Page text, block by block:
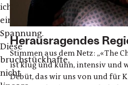
ich
eine
Spannung.
Diese
bruchstückhafte,
nicht
Herausragendes
Stimmen aus dem Netz: „«The
ist klug und kühn, intensiv und
Debüt, das wir uns von und für